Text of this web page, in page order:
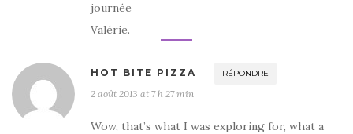
journée
Valérie.
HOT BITE PIZZA RÉPONDRE
2 août 2013 at 7 h 27 min
Wow, that’s what I was exploring for, what a